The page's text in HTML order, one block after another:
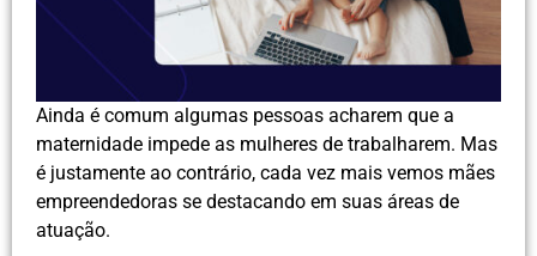
Ainda é comum algumas pessoas acharem que a
maternidade impede as mulheres de trabalharem. Mas
é justamente ao contrário, cada vez mais vemos mães
empreendedoras se destacando em suas áreas de
atuação.